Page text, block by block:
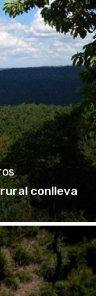
conlleva